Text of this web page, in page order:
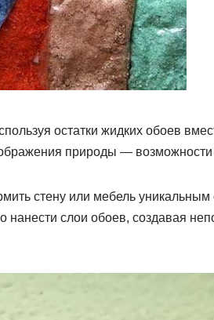
остатки жидких обоев
природы — возможности
стену или мебель уникальным
слои обоев, создавая